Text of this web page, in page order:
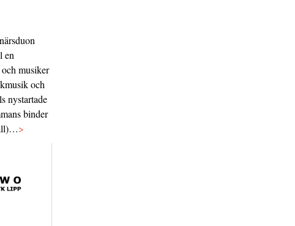
en
musiker
och
nystartade
binder
>